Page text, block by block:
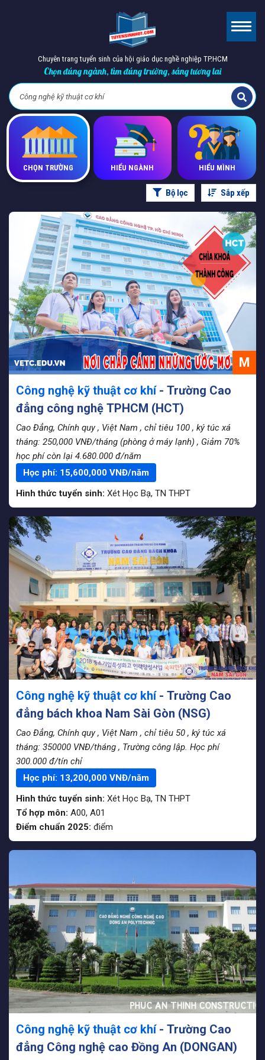
Chuyên trang tuyển sinh của hội giáo dục nghề nghiệp TP.HCM
Chọn đúng ngành, tìm đúng trường, sáng tương lai
HIỂU MÌNH
HIỂU NGÀNH
CHỌN TRƯỜNG
Bộ lọc Sắp xếp
M
Công nghệ kỹ thuật cơ khí - Trường Cao
đẳng công nghệ TPHCM (HCT)
Cao Đẳng, Chính quy , Việt Nam , chỉ tiêu 100 , ký túc xá
tháng: 250,000 VNĐ/tháng (phòng ở máy lạnh) , Giảm 70%
học phí còn lại 4.680.000 đ/năm
Học phí: 15,600,000 VNĐ/năm
Hình thức tuyển sinh: Xét Học Bạ, TN THPT
Công nghệ kỹ thuật cơ khí - Trường Cao
đẳng bách khoa Nam Sài Gòn (NSG)
Cao Đẳng, Chính quy , Việt Nam , chỉ tiêu 50 , ký túc xá
tháng: 350000 VNĐ/tháng , Trường công lập. Học phí
300.000 đ/tín chỉ
Học phí: 13,200,000 VNĐ/năm
Hình thức tuyển sinh: Xét Học Bạ, TN THPT
Tổ hợp môn: A00, A01
Điểm chuẩn 2025: điểm
Công nghệ kỹ thuật cơ khí - Trường Cao
đẳng Công nghệ cao Đồng An (DONGAN)